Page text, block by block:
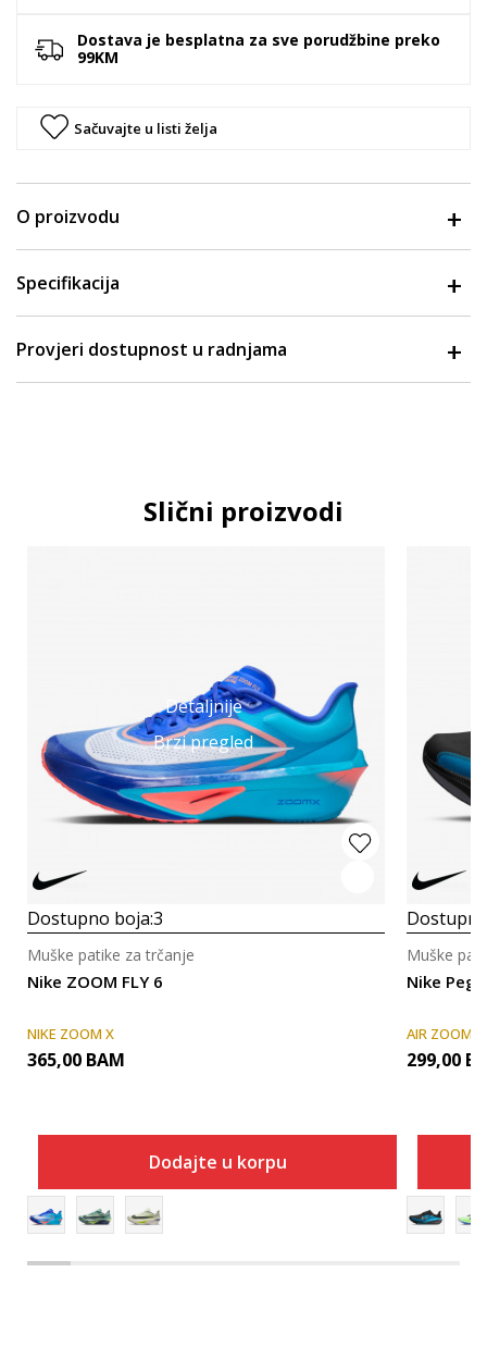
Dostava je besplatna za sve porudžbine preko
99KM
Sačuvajte u listi želja
O proizvodu
Specifikacija
Provjeri dostupnost u radnjama
Slični proizvodi
Detaljnije
Brzi pregled
Dostupno boja:3
Nike ZOOM FLY 6
Muške patike za trčanje
NIKE ZOOM X
365,00 BAM
Dodajte u korpu
Nike
Muške
AIR ZOOM
299,00